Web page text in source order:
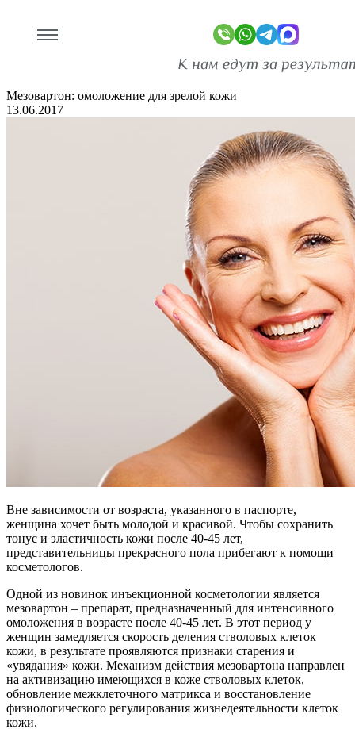
и
Мезовартон: омоложение для зрелой
кожи
Мезовартон: омоложение для зрелой кожи
13.06.2017
Вне зависимости от возраста, указанного в паспорте,
женщина хочет быть молодой и красивой. Чтобы сохранить
тонус и эластичность кожи после 40-45 лет,
представительницы прекрасного пола прибегают к помощи
косметологов.
Одной из новинок инъекционной косметологии является
мезовартон – препарат, предназначенный для интенсивного
омоложения в возрасте после 40-45 лет. В этот период у
женщин замедляется скорость деления стволовых клеток
кожи, в результате проявляются признаки старения и
«увядания» кожи. Механизм действия мезовартона направлен
на активизацию имеющихся в коже стволовых клеток,
обновление межклеточного матрикса и восстановление
физиологического регулирования жизнедеятельности клеток
кожи.